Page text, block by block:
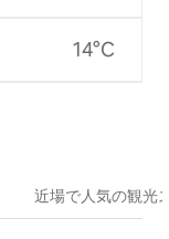
14°C
近場で人気の観光